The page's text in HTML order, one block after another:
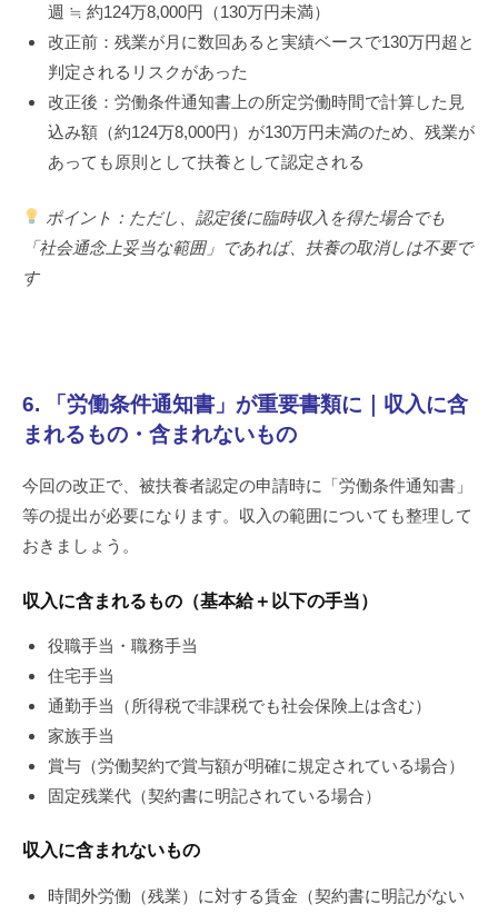
週 ≒ 約124万8,000円（130万円未満）
改正前：残業が月に数回あると実績ベースで130万円超と
判定されるリスクがあった
改正後：労働条件通知書上の所定労働時間で計算した見
込み額（約124万8,000円）が130万円未満のため、残業が
あっても原則として扶養として認定される
ポイント：ただし、認定後に臨時収入を得た場合でも
「社会通念上妥当な範囲」であれば、扶養の取消しは不要で
す
6. 「労働条件通知書」が重要書類に｜収入に含
まれるもの・含まれないもの
今回の改正で、被扶養者認定の申請時に「労働条件通知書」
等の提出が必要になります。収入の範囲についても整理して
おきましょう。
収入に含まれるもの（基本給＋以下の手当）
役職手当・職務手当
住宅手当
通勤手当（所得税で非課税でも社会保険上は含む）
家族手当
賞与（労働契約で賞与額が明確に規定されている場合）
固定残業代（契約書に明記されている場合）
収入に含まれないもの
時間外労働（残業）に対する賃金（契約書に明記がない